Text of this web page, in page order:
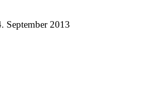
September 2013